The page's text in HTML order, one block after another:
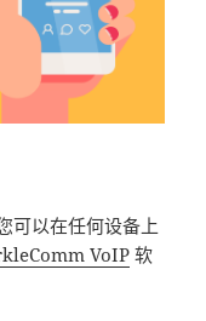
可以在任何设备上
VoIP 软